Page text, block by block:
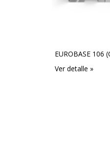
EUROBASE 106
Ver detalle »